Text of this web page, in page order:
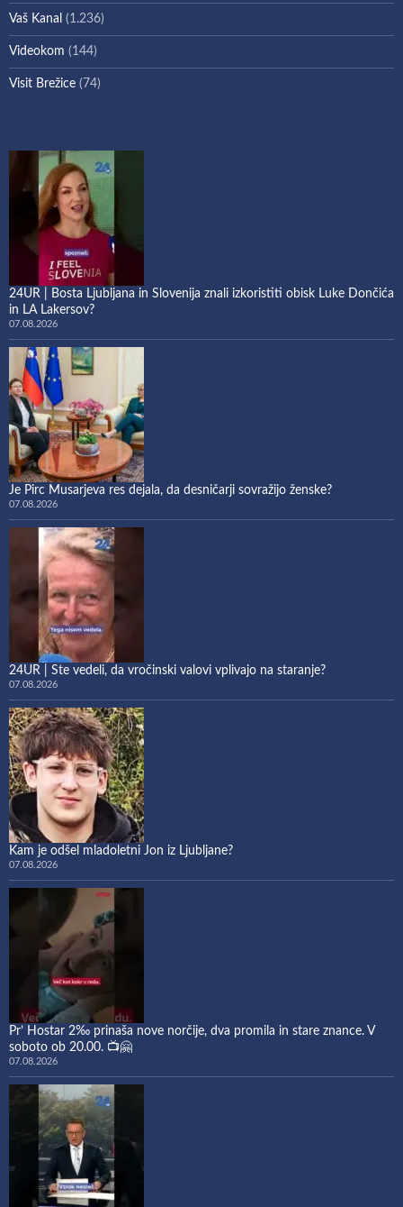
Vaš Kanal (1.236)
Videokom (144)
Visit Brežice (74)
24UR | Bosta Ljubljana in Slovenija znali izkoristiti obisk Luke Dončića
in LA Lakersov?
07.08.2026
Je Pirc Musarjeva res dejala, da desničarji sovražijo ženske?
07.08.2026
24UR | Ste vedeli, da vročinski valovi vplivajo na staranje?
07.08.2026
Kam je odšel mladoletni Jon iz Ljubljane?
07.08.2026
Pr’ Hostar 2‰ prinaša nove norčije, dva promila in stare znance. V
soboto ob 20.00. 📺🤗
07.08.2026